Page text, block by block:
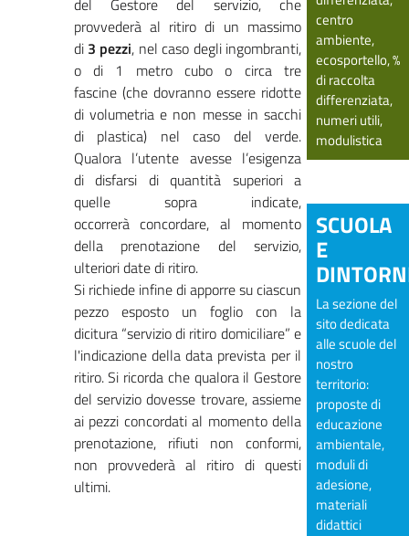
del Gestore del servizio, che
provvederà al ritiro di un massimo
di 3 pezzi, nel caso degli ingombranti,
o di 1 metro cubo o circa tre
fascine (che dovranno essere ridotte
di volumetria e non messe in sacchi
di plastica) nel caso del verde.
Qualora l’utente avesse l’esigenza
di disfarsi di quantità superiori a
quelle sopra indicate,
occorrerà concordare, al momento
della prenotazione del servizio,
ulteriori date di ritiro.
Si richiede infine di apporre su ciascun
pezzo esposto un foglio con la
dicitura “servizio di ritiro domiciliare” e
l'indicazione della data prevista per il
ritiro. Si ricorda che qualora il Gestore
del servizio dovesse trovare, assieme
ai pezzi concordati al momento della
prenotazione, rifiuti non conformi,
non provvederà al ritiro di questi
ultimi.
centro
ambiente,
ecosportello, %
di raccolta
differenziata,
numeri utili,
modulistica
SCUOLA
E
La sezione del
sito dedicata
alle scuole del
nostro
territorio:
proposte di
educazione
ambientale,
moduli di
adesione,
materiali
didattici